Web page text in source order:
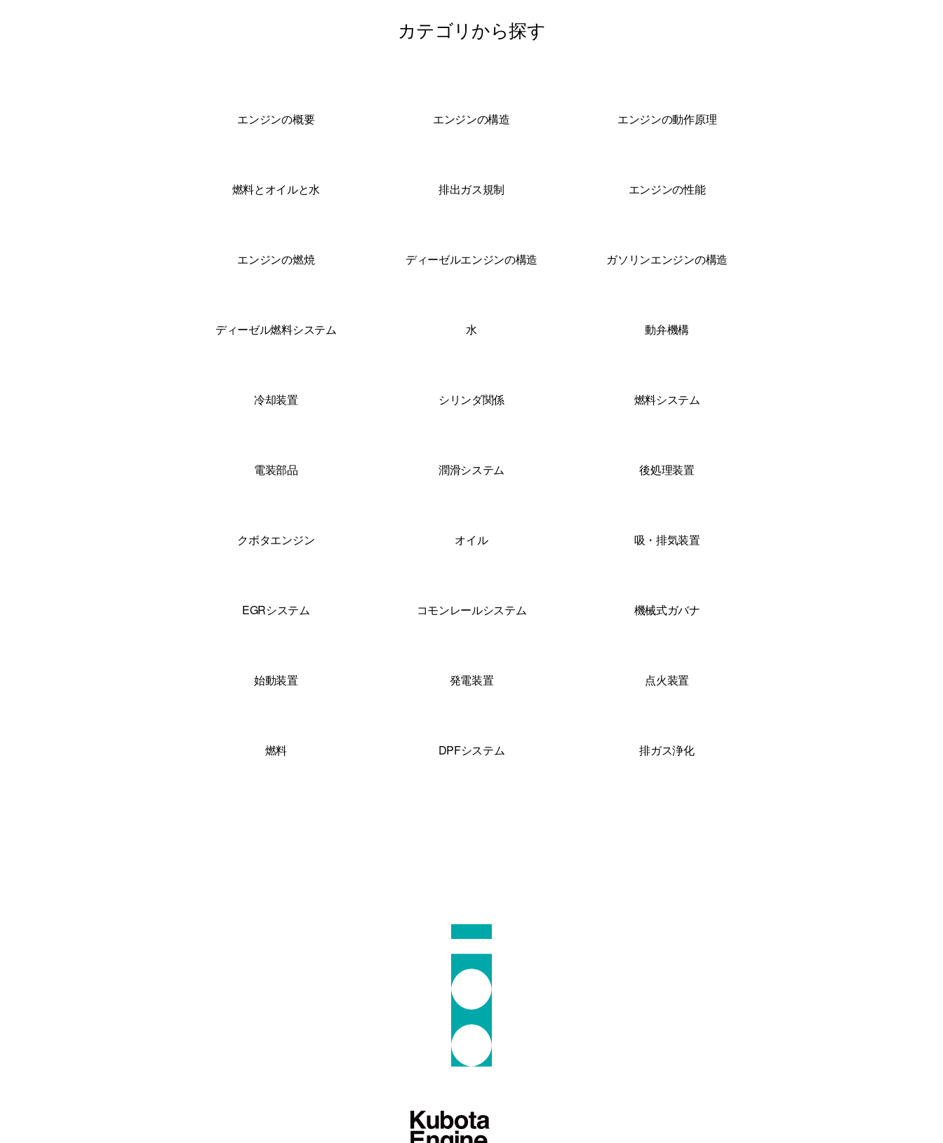
カテゴリから探す
エンジンの概要 エンジンの構造 エンジンの動作原理
燃料とオイルと水 排出ガス規制 エンジンの性能
エンジンの燃焼 ディーゼルエンジンの構造 ガソリンエンジンの構造
ディーゼル燃料システム 水 動弁機構
冷却装置 シリンダ関係 燃料システム
電装部品 潤滑システム 後処理装置
クボタエンジン オイル 吸・排気装置
EGRシステム コモンレールシステム 機械式ガバナ
始動装置 発電装置 点火装置
燃料 DPFシステム 排ガス浄化